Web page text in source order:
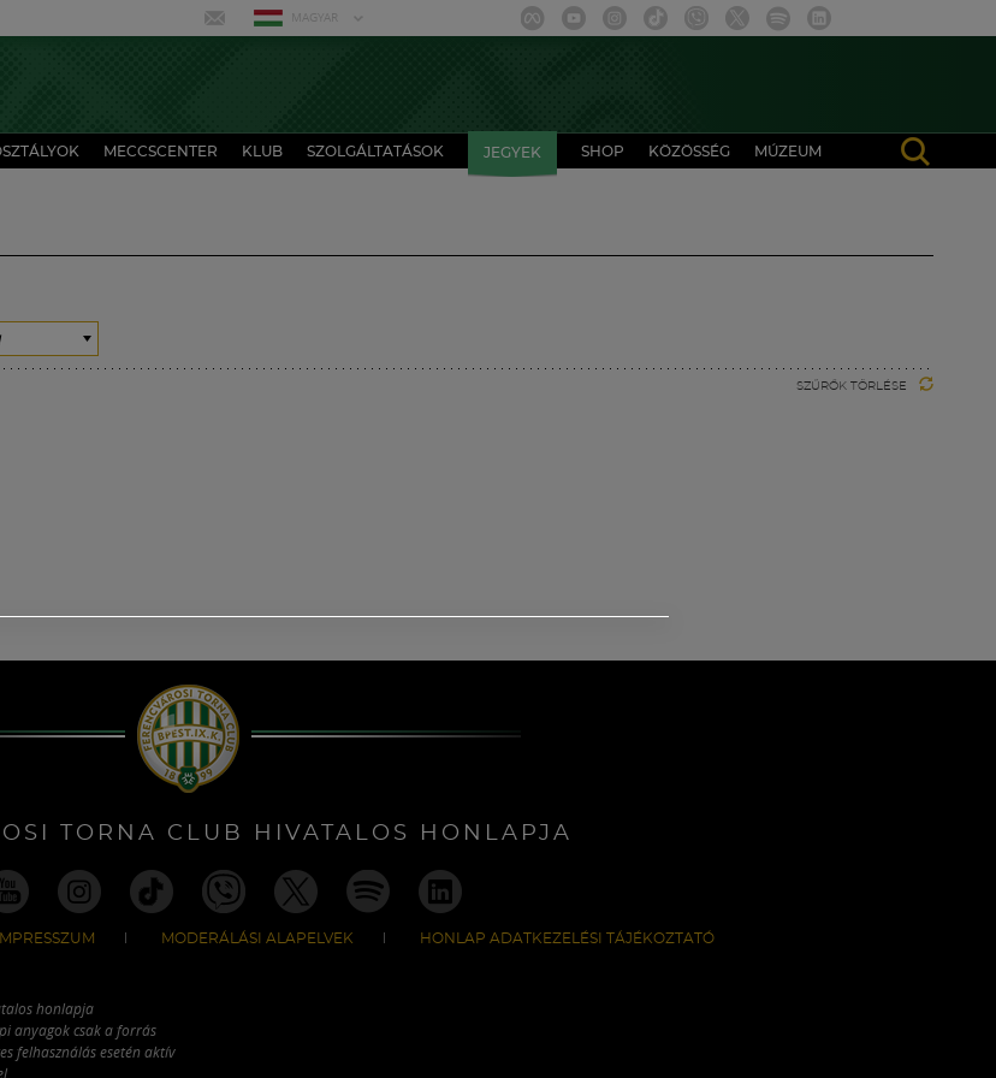
MAGYAR
MECCSCENTER KLUB SZOLGÁLTATÁSOK JEGYEK SHOP KÖZÖSSÉG MÚZEUM
SZŰRŐK TÖRLÉSE
TORNA CLUB HIVATALOS HONLAPJA
IMPRESSZUM MODERÁLÁSI ALAPELVEK HONLAP ADATKEZELÉSI TÁJÉKOZTATÓ
honlapja
anyagok csak a forrás
felhasználás esetén aktív